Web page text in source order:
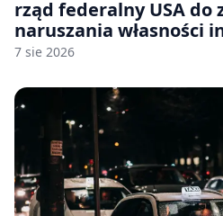
rząd federalny USA do
naruszania własności
japońskich gier i anime
7 sie 2026